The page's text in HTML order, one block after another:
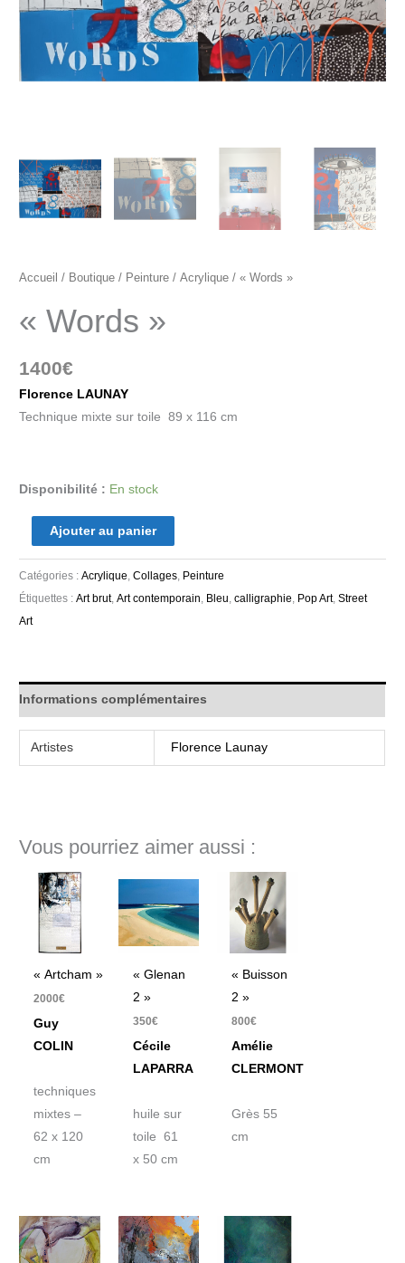
Accueil / Boutique / Peinture /Acrylique / « Words »
« Words »
1400€
Florence LAUNAY
Technique mixte sur toile 89 x 116 cm
Disponibilité : En stock
Ajouter au panier
Catégories :Acrylique ,Collages Peinture
Étiquettes :Art brut,Art contemporain Bleu ,calligraphie Pop Art,Street
Art
Informations complémentaires
Artistes Florence Launay
Vous pourriez aimer aussi :
« Artcham »
2000€
Guy
COLIN
techniques
mixtes –
62 x 120
cm
« Glenan
2 »
350€
Cécile
LAPARRA
huile sur
toile 61
x 50 cm
« Buisson
2 »
800€
Amélie
CLERMONT
Grès 55
cm